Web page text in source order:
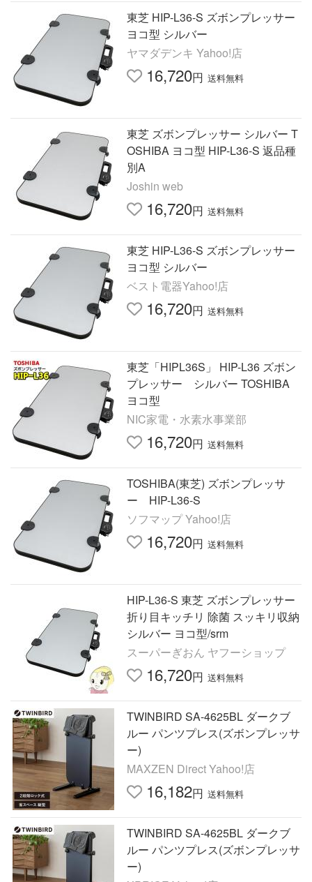
東芝 HIP-L36-S ズボンプレッサー
ヨコ型 シルバー
ヤマダデンキ Yahoo!店
16,720円 送料無料
東芝 ズボンプレッサー シルバー T
OSHIBA ヨコ型 HIP-L36-S 返品種
別A
Joshin web
16,720円 送料無料
東芝 HIP-L36-S ズボンプレッサー
ヨコ型 シルバー
ベスト電器Yahoo!店
16,720円 送料無料
東芝「HIPL36S」 HIP-L36 ズボン
プレッサー シルバー TOSHIBA
ヨコ型
NIC家電・水素水事業部
16,720円 送料無料
TOSHIBA(東芝) ズボンプレッサ
ー HIP-L36-S
ソフマップ Yahoo!店
16,720円 送料無料
HIP-L36-S 東芝 ズボンプレッサー
折り目キッチリ 除菌 スッキリ収納
シルバー ヨコ型/srm
スーパーぎおん ヤフーショップ
16,720円 送料無料
TWINBIRD SA-4625BL ダークブ
ルー パンツプレス(ズボンプレッサ
ー)
MAXZEN Direct Yahoo!店
16,182円 送料無料
TWINBIRD SA-4625BL ダークブ
ルー パンツプレス(ズボンプレッサ
ー)